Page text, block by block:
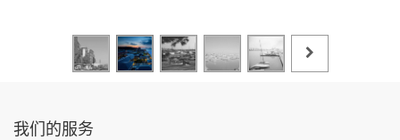
我们的服务